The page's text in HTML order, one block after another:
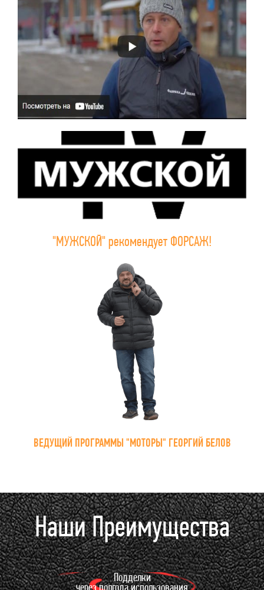
"МУЖСКОЙ" рекомендует ФОРСАЖ!
ВЕДУЩИЙ ПРОГРАММЫ "МОТОРЫ" ГЕОРГИЙ БЕЛОВ
Наши Преимущества
Подделки
через полгода использования